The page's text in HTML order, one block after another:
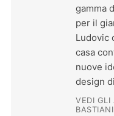
gamma
per il
Ludovic
casa
nuove
design
VEDI GLI